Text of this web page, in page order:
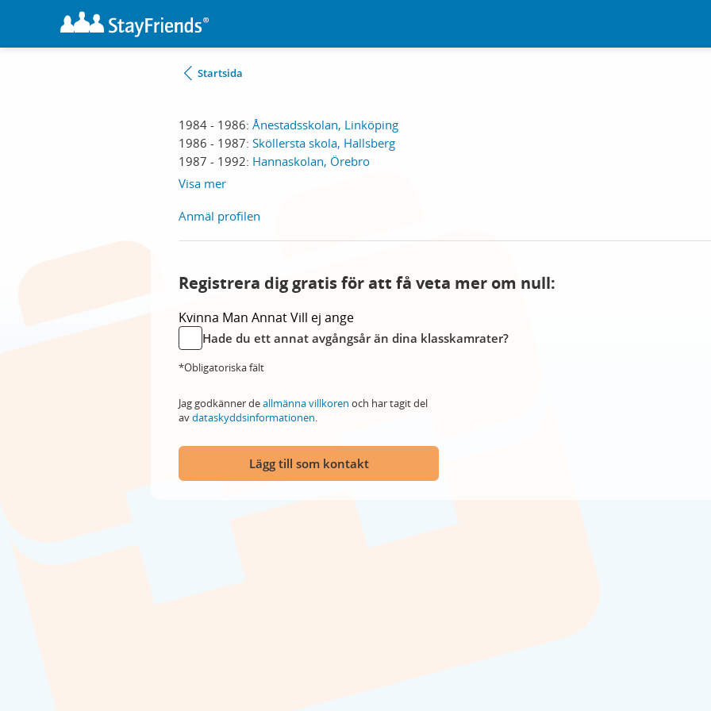
Startsida
1984 - 1986: Ånestadsskolan, Linköping
1986 - 1987: Sköllersta skola, Hallsberg
1987 - 1992: Hannaskolan, Örebro
Visa mer
Anmäl profilen
Registrera dig gratis för att få veta mer om null:
Kvinna Man AnnatVill ej ange
Hade du ett annat avgångsår än dina klasskamrater?
*Obligatoriska fält
Jag godkänner deallmänna villkoren och har tagit del
avdataskyddsinformationen.
Lägg till som kontakt